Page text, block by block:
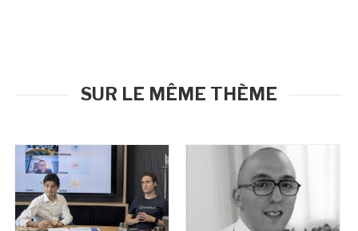
SUR LE MÊME THÈME